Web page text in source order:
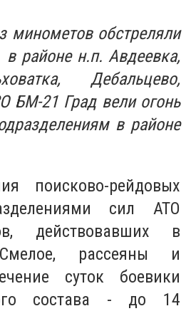
минометов обстреляли
районе н.п. Авдеевка,
Дебальцево,
БМ-21 Град вели огонь
в районе
поисково-рейдовых
сил АТО
действовавших в
рассеяны и
суток боевики
состава - до 14